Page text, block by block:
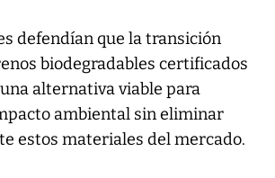
defendían que la transición
biodegradables certificados
alternativa viable para
ambiental sin eliminar
estos materiales del mercado.